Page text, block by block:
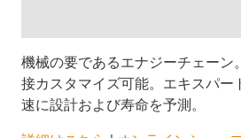
機械の要であるエナジーチェーン
接カスタマイズ可能。エキスパー
速に設計および寿命を予測。